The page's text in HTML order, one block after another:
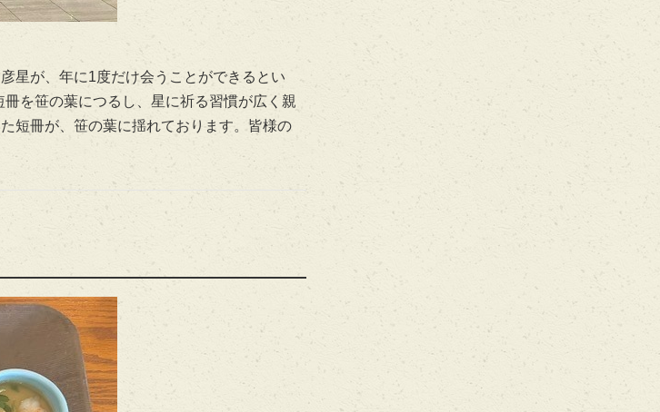
星が、年に1度だけ会うことができるとい
を笹の葉につるし、星に祈る習慣が広く親
短冊が、笹の葉に揺れております。皆様の